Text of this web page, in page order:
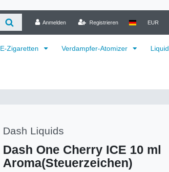
Anmelden Registrieren EUR
E-Zigaretten Verdampfer-Atomizer Liquid
Dash Liquids
Dash One Cherry ICE 10 ml
Aroma(Steuerzeichen)